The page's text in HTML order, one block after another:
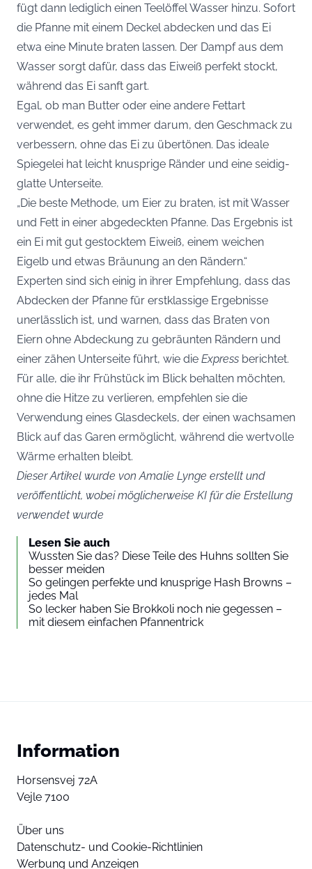
fügt dann lediglich einen Teelöffel Wasser hinzu. Sofort
die Pfanne mit einem Deckel abdecken und das Ei
etwa eine Minute braten lassen. Der Dampf aus dem
Wasser sorgt dafür, dass das Eiweiß perfekt stockt,
während das Ei sanft gart.
Egal, ob man Butter oder eine andere Fettart
verwendet, es geht immer darum, den Geschmack zu
verbessern, ohne das Ei zu übertönen. Das ideale
Spiegelei hat leicht knusprige Ränder und eine seidig-
glatte Unterseite.
„Die beste Methode, um Eier zu braten, ist mit Wasser
und Fett in einer abgedeckten Pfanne. Das Ergebnis ist
ein Ei mit gut gestocktem Eiweiß, einem weichen
Eigelb und etwas Bräunung an den Rändern.“
Experten sind sich einig in ihrer Empfehlung, dass das
Abdecken der Pfanne für erstklassige Ergebnisse
unerlässlich ist, und warnen, dass das Braten von
Eiern ohne Abdeckung zu gebräunten Rändern und
einer zähen Unterseite führt, wie die Express berichtet.
Für alle, die ihr Frühstück im Blick behalten möchten,
ohne die Hitze zu verlieren, empfehlen sie die
Verwendung eines Glasdeckels, der einen wachsamen
Blick auf das Garen ermöglicht, während die wertvolle
Wärme erhalten bleibt.
Dieser Artikel wurde von Amalie Lynge erstellt und
veröffentlicht, wobei möglicherweise KI für die Erstellung
verwendet wurde
Lesen Sie auch
Wussten Sie das? Diese Teile des Huhns sollten Sie
besser meiden
So gelingen perfekte und knusprige Hash Browns –
jedes Mal
So lecker haben Sie Brokkoli noch nie gegessen –
mit diesem einfachen Pfannentrick
Information
Horsensvej 72A
Vejle 7100
Über uns
Datenschutz- und Cookie-Richtlinien
Werbung und Anzeigen